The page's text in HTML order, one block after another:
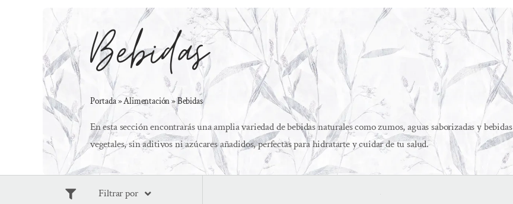
Bebidas
Portada»Alimentación»Bebidas
En esta sección encontrarás una amplia variedad de bebidas naturales como zumos, aguas saborizadas y bebidas
vegetales, sin aditivos ni azúcares añadidos, perfectas para hidratarte y cuidar de tu salud.
Filtrar por